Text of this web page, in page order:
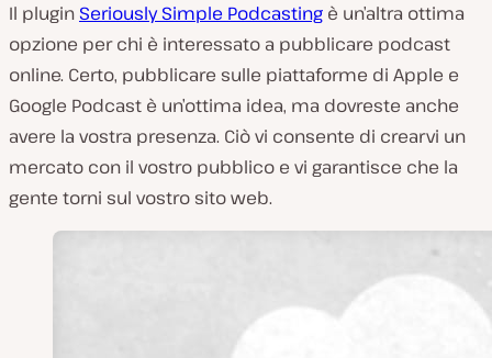
Il plugin Seriously Simple Podcasting è un’altra ottima
opzione per chi è interessato a pubblicare podcast
online. Certo, pubblicare sulle piattaforme di Apple e
Google Podcast è un’ottima idea, ma dovreste anche
avere la vostra presenza. Ciò vi consente di crearvi un
mercato con il vostro pubblico e vi garantisce che la
gente torni sul vostro sito web.